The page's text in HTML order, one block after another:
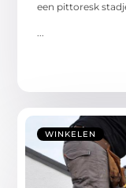
een pittoresk
WINKELEN